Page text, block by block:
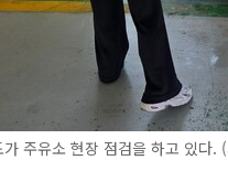
주유소 현장 점검을 하고 있다.